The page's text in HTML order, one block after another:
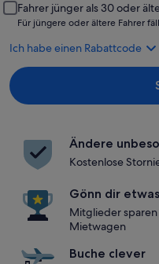
Fahrer jünger als 30 oder
Für jüngere oder ältere Fahrer
Ich habe einen Rabattcode
Ändere
Kostenlose
Gönn dir etwas
Mitglieder sparen
Mietwagen
Buche clever